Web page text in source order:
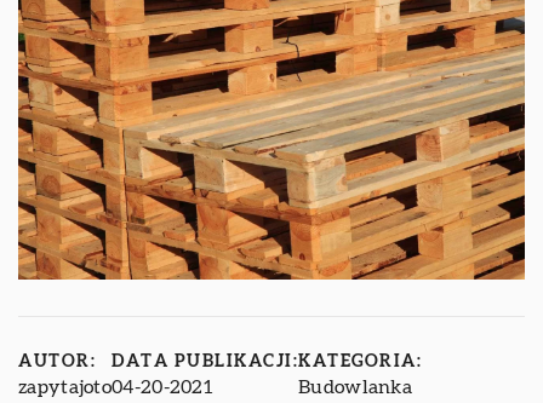
AUTOR:
zapytajoto
DATA PUBLIKACJI:
04-20-2021
KATEGORIA:
Budowlanka